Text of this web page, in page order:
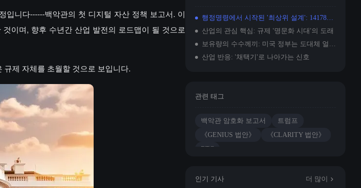
니다------백악관의 첫 디지털 자산 정책 보고서. 이
이며, 향후 수년간 산업 발전의 로드맵이 될 것으로
제 자체를 초월할 것으로 보입니다.
행정명령에서 시작된 '최상위 설계': 14178호 명령을 말하다
산업의 관심 핵심: 규제 '명문화 시대'의 도래
보유량의 수수께끼: 미국 정부는 도대체 얼마나 많은 BTC를 보유하고 있나?
산업 반응: '채택기'로 나아가는 신호
관련 태그
백악관 암호화 보고서
트럼프
《GENIUS 법안》
《CLARITY 법안》
BTC
인기 기사 더 많이